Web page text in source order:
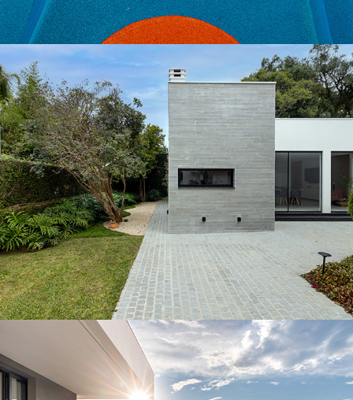
Playground ISC
Gourmet B